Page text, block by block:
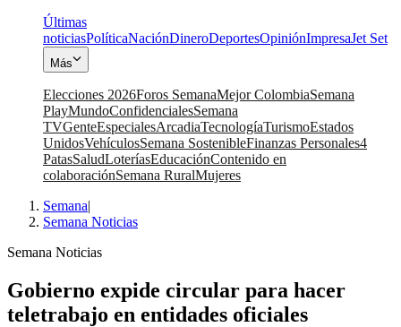
Últimas
noticiasPolíticaNaciónDineroDeportesOpiniónImpresaJet Set
Más
Elecciones 2026Foros SemanaMejor ColombiaSemana
PlayMundoConfidencialesSemana
TVGenteEspecialesArcadiaTecnologíaTurismoEstados
UnidosVehículosSemana SostenibleFinanzas Personales4
PatasSaludLoteríasEducaciónContenido en
colaboraciónSemana RuralMujeres
Semana|
Semana Noticias
Semana Noticias
Gobierno expide circular para hacer
teletrabajo en entidades oficiales